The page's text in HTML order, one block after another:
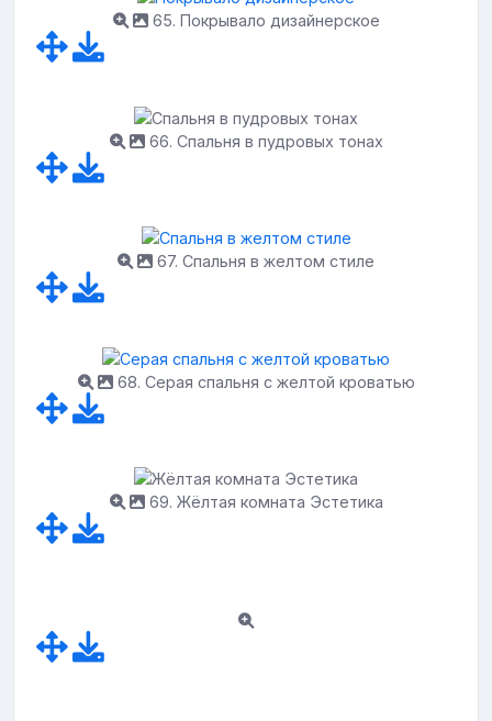
65. Покрывало дизайнерское
66. Спальня в пудровых тонах
67. Спальня в желтом стиле
68. Серая спальня с желтой кроватью
69. Жёлтая комната Эстетика